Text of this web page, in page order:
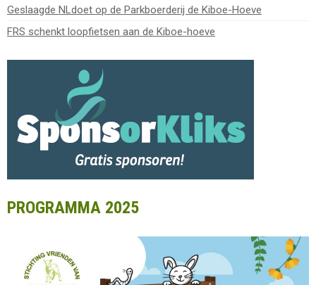
Geslaagde NLdoet op de Parkboerderij de Kiboe-Hoeve
FRS schenkt loopfietsen aan de Kiboe-hoeve
PROGRAMMA 2025